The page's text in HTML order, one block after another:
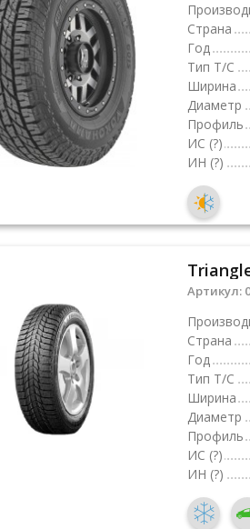
Страна
Год
Тип Т/С
Ширина
Диаметр
Профиль
ИС (?)
ИН (?)
Артикул:
Страна
Год
Тип Т/С
Ширина
Диаметр
Профиль
ИС (?)
ИН (?)